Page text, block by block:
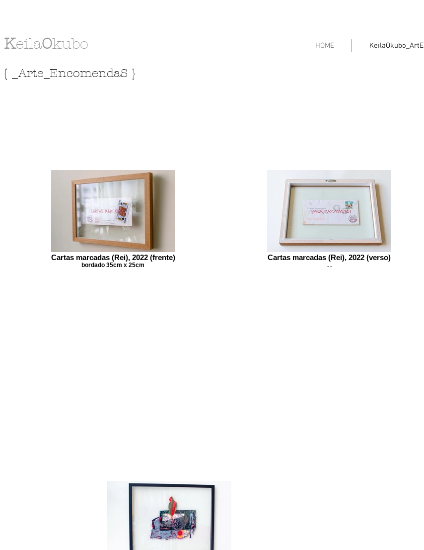
KeilaOkubo HOME KeilaOkubo_ArtE
{ _Arte_EncomendaS }
Cartas marcadas (Rei), 2022 (frente)
bordado 35cm x 25cm
Cartas marcadas (Rei), 2022 (verso)
. .